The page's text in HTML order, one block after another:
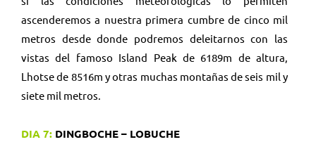
ascenderemos a nuestra primera cumbre de cinco mil
metros desde donde podremos deleitarnos con las
vistas del famoso Island Peak de 6189m de altura,
Lhotse de 8516m y otras muchas montañas de seis mil y
siete mil metros.
DIA 7: DINGBOCHE – LOBUCHE